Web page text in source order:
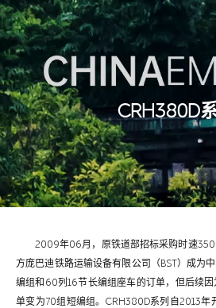
CRH380D
2009年06月，原铁道部招标采购时速350
方庞巴迪铁路运输设备有限公司（BST）成为
编组和60列16节长编组座车的订单，但后续因
单变为70组短编组。CRH380D系列自2013年